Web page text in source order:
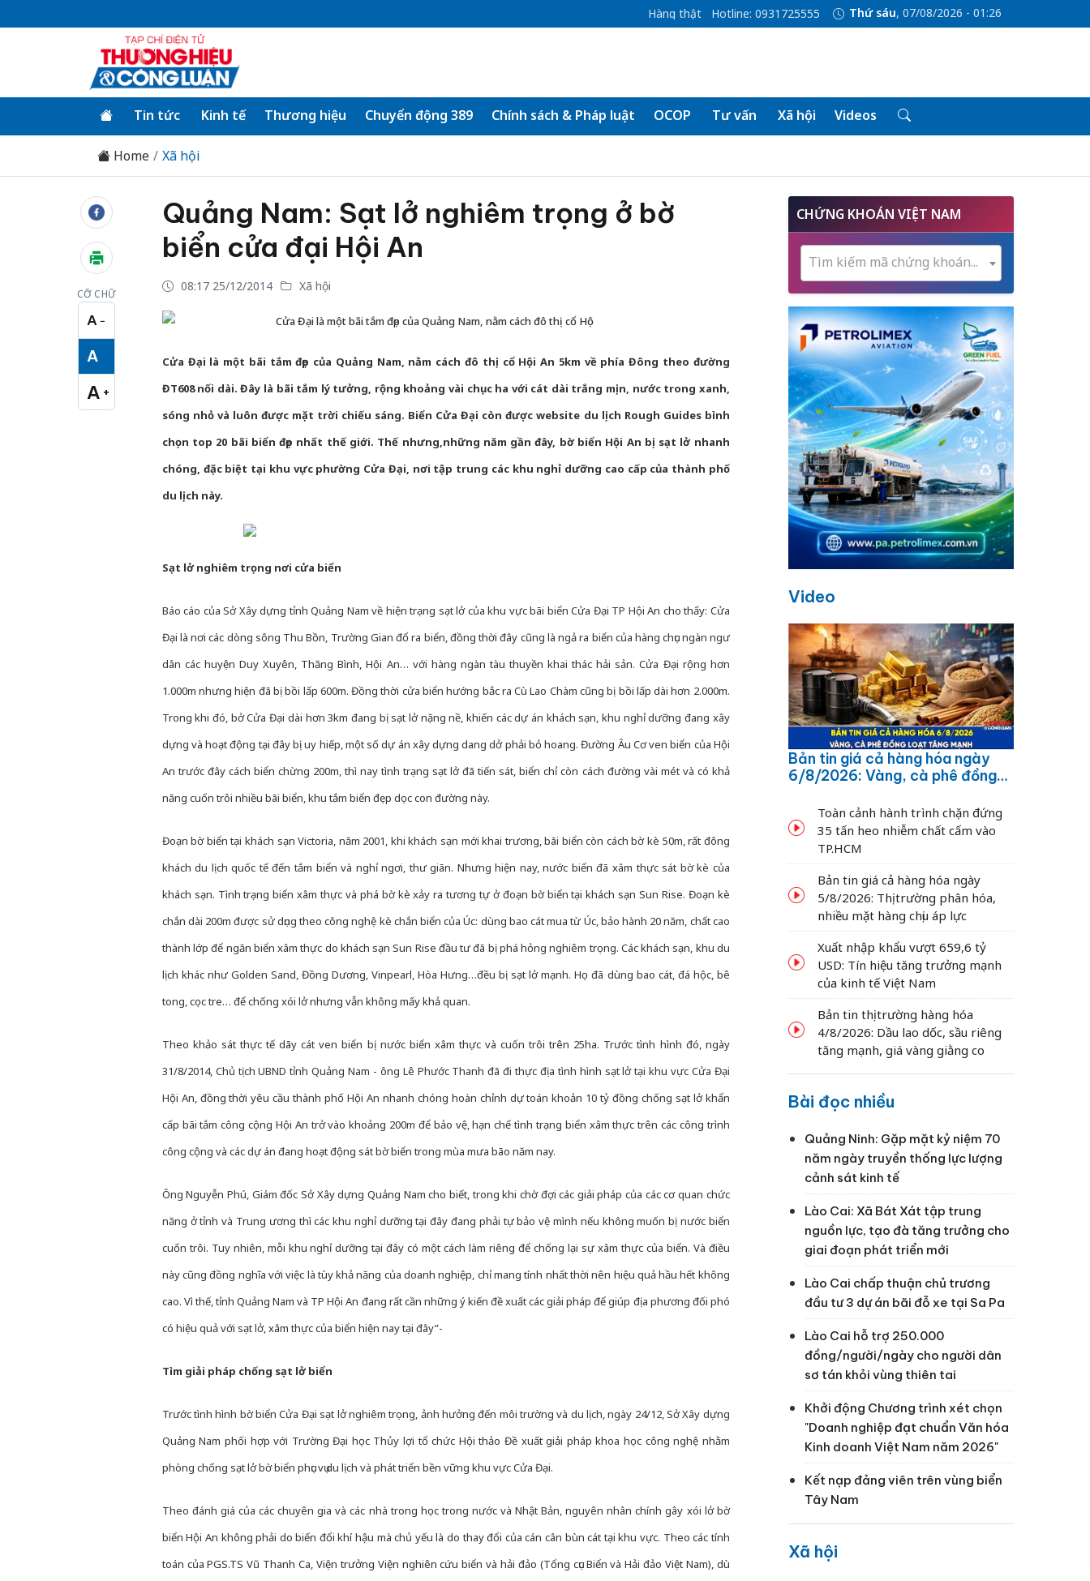
Hàng thật Hotline: 0931725555 Thứ sáu, 07/08/2026 - 01:26
Tin tức Kinh tế Thương hiệu Chuyển động 389 Chính sách & Pháp luật OCOP Tư vấn Xã hội Videos
Home Xã hội
CỠ CHỮ
A −
Cỡ chữ nhỏ
A
Cỡ chữ vừa
A +
Cỡ chữ lớn
Quảng Nam: Sạt lở nghiêm trọng ở bờ
biển cửa đại Hội An
08:17 25/12/2014 Xã hội
Cửa Đại là một bãi tắm đẹp của Quảng Nam, nằm cách đô thị cổ Hộ
Cửa Đại là một bãi tắm đẹp của Quảng Nam, nằm cách đô thị cổ Hội An 5km về phía Đông theo đường
ĐT608 nối dài. Đây là bãi tắm lý tưởng, rộng khoảng vài chục ha với cát dài trắng mịn, nước trong xanh,
sóng nhỏ và luôn được mặt trời chiếu sáng. Biển Cửa Đại còn được website du lịch Rough Guides bình
chọn top 20 bãi biển đẹp nhất thế giới. Thế nhưng,những năm gần đây, bờ biển Hội An bị sạt lở nhanh
chóng, đặc biệt tại khu vực phường Cửa Đại, nơi tập trung các khu nghỉ dưỡng cao cấp của thành phố
du lịch này.
Sạt lở nghiêm trọng nơi cửa biển
Báo cáo của Sở Xây dựng tỉnh Quảng Nam về hiện trạng sạt lở của khu vực bãi biển Cửa Đại TP Hội An cho thấy: Cửa
Đại là nơi các dòng sông Thu Bồn, Trường Gian đổ ra biển, đồng thời đây cũng là ngả ra biển của hàng chục ngàn ngư
dân các huyện Duy Xuyên, Thăng Bình, Hội An… với hàng ngàn tàu thuyền khai thác hải sản. Cửa Đại rộng hơn
1.000m nhưng hiện đã bị bồi lấp 600m. Đồng thời cửa biển hướng bắc ra Cù Lao Chàm cũng bị bồi lấp dài hơn 2.000m.
Trong khi đó, bở Cửa Đại dài hơn 3km đang bị sạt lở nặng nề, khiến các dự án khách sạn, khu nghỉ dưỡng đang xây
dựng và hoạt động tại đây bị uy hiếp, một số dự án xây dựng dang dở phải bỏ hoang. Đường Âu Cơ ven biển của Hội
An trước đây cách biển chừng 200m, thì nay tình trạng sạt lở đã tiến sát, biển chỉ còn cách đường vài mét và có khả
năng cuốn trôi nhiều bãi biển, khu tắm biển đẹp dọc con đường này.
Đoạn bờ biển tại khách sạn Victoria, năm 2001, khi khách sạn mới khai trương, bãi biển còn cách bờ kè 50m, rất đông
khách du lịch quốc tế đến tắm biển và nghỉ ngơi, thư giãn. Nhưng hiện nay, nước biển đã xâm thực sát bờ kè của
khách sạn. Tình trạng biển xâm thực và phá bờ kè xảy ra tương tự ở đoạn bờ biển tại khách sạn Sun Rise. Đoạn kè
chắn dài 200m được sử dụng theo công nghệ kè chắn biển của Úc: dùng bao cát mua từ Úc, bảo hành 20 năm, chất cao
thành lớp để ngăn biển xâm thực do khách sạn Sun Rise đầu tư đã bị phá hỏng nghiêm trọng. Các khách sạn, khu du
lịch khác như Golden Sand, Đồng Dương, Vinpearl, Hòa Hưng…đều bị sạt lở mạnh. Họ đã dùng bao cát, đá hộc, bê
tong, cọc tre… để chống xói lở nhưng vẫn không mấy khả quan.
Theo khảo sát thực tế dãy cát ven biển bị nước biển xâm thực và cuốn trôi trên 25ha. Trước tình hình đó, ngày
31/8/2014, Chủ tịch UBND tỉnh Quảng Nam - ông Lê Phước Thanh đã đi thực địa tình hình sạt lở tại khu vực Cửa Đại
Hội An, đồng thời yêu cầu thành phố Hội An nhanh chóng hoàn chỉnh dự toán khoản 10 tỷ đồng chống sạt lở khẩn
cấp bãi tắm công cộng Hội An trở vào khoảng 200m để bảo vệ, hạn chế tình trạng biển xâm thực trên các công trình
công cộng và các dự án đang hoạt động sát bờ biển trong mùa mưa bão năm nay.
Ông Nguyễn Phú, Giám đốc Sở Xây dựng Quảng Nam cho biết, trong khi chờ đợi các giải pháp của các cơ quan chức
năng ở tỉnh và Trung ương thì các khu nghỉ dưỡng tại đây đang phải tự bảo vệ mình nếu không muốn bị nước biển
cuốn trôi. Tuy nhiên, mỗi khu nghỉ dưỡng tại đây có một cách làm riêng để chống lại sự xâm thực của biển. Và điều
này cũng đồng nghĩa với việc là tùy khả năng của doanh nghiệp, chỉ mang tính nhất thời nên hiệu quả hầu hết không
cao. Vì thế, tỉnh Quảng Nam và TP Hội An đang rất cần những ý kiến đề xuất các giải pháp để giúp địa phương đối phó
có hiệu quả với sạt lở, xâm thực của biển hiện nay tại đây”-
Tìm giải pháp chống sạt lở biển
Trước tình hình bờ biển Cửa Đại sạt lở nghiêm trọng, ảnh hưởng đến môi trường và du lịch, ngày 24/12, Sở Xây dựng
Quảng Nam phối hợp với Trường Đại học Thủy lợi tổ chức Hội thảo Đề xuất giải pháp khoa học công nghệ nhằm
phòng chống sạt lở bờ biển phục vụ du lịch và phát triển bền vững khu vực Cửa Đại.
Theo đánh giá của các chuyên gia và các nhà trong học trong nước và Nhật Bản, nguyên nhân chính gây xói lở bờ
biển Hội An không phải do biến đổi khí hậu mà chủ yếu là do thay đổi của cán cân bùn cát tại khu vực. Theo các tính
toán của PGS.TS Vũ Thanh Ca, Viện trưởng Viện nghiên cứu biển và hải đảo (Tổng cục Biển và Hải đảo Việt Nam), dù
CHỨNG KHOÁN VIỆT NAM
Tìm kiếm mã chứng khoán...
Video
Bản tin giá cả hàng hóa ngày
6/8/2026: Vàng, cà phê đồng
Toàn cảnh hành trình chặn đứng
35 tấn heo nhiễm chất cấm vào
TP.HCM
Bản tin giá cả hàng hóa ngày
5/8/2026: Thị trường phân hóa,
nhiều mặt hàng chịu áp lực
Xuất nhập khẩu vượt 659,6 tỷ
USD: Tín hiệu tăng trưởng mạnh
của kinh tế Việt Nam
Bản tin thị trường hàng hóa
4/8/2026: Dầu lao dốc, sầu riêng
tăng mạnh, giá vàng giằng co
Bài đọc nhiều
Quảng Ninh: Gặp mặt kỷ niệm 70
năm ngày truyền thống lực lượng
cảnh sát kinh tế
Lào Cai: Xã Bát Xát tập trung
nguồn lực, tạo đà tăng trưởng cho
giai đoạn phát triển mới
Lào Cai chấp thuận chủ trương
đầu tư 3 dự án bãi đỗ xe tại Sa Pa
Lào Cai hỗ trợ 250.000
đồng/người/ngày cho người dân
sơ tán khỏi vùng thiên tai
Khởi động Chương trình xét chọn
"Doanh nghiệp đạt chuẩn Văn hóa
Kinh doanh Việt Nam năm 2026"
Kết nạp đảng viên trên vùng biển
Tây Nam
Xã hội